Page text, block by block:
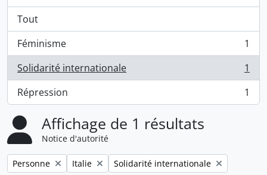
Tout
Féminisme
, 1 résultats
1
Solidarité internationale
, 1 résultats
1
Répression
, 1 résultats 1
Affichage de 1 résultats
Notice d'autorité
Remove filter:
Personne Remove filter:
Italie Remove filter:
Solidarité internationale